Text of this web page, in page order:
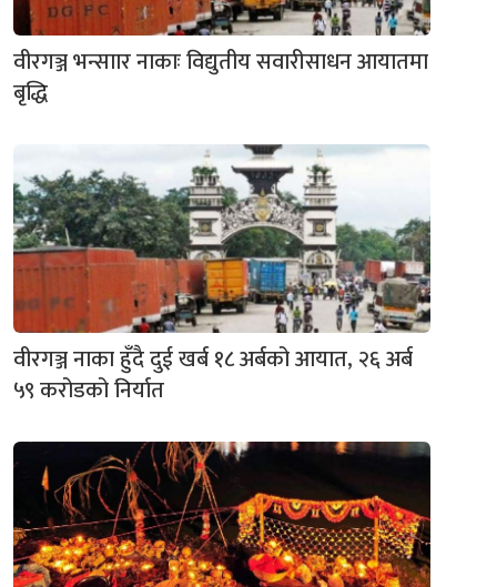
वीरगञ्ज भन्साार नाकाः विद्युतीय सवारीसाधन आयातमा
बृद्धि
वीरगञ्ज नाका हुँदै दुई खर्ब १८ अर्बको आयात, २६ अर्ब
५९ करोडको निर्यात